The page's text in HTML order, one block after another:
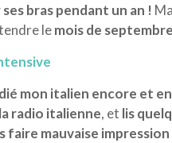
bras pendant un an !
lemois de septembre
mon italien encore et
radio italienne, et lis
faire mauvaise impression